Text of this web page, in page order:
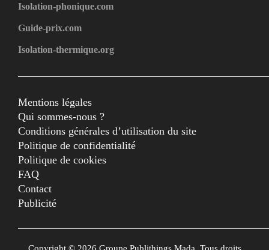
Isolation-phonique.com
Guide-prix.com
Isolation-thermique.org
Mentions légales
Qui sommes-nous ?
Conditions générales d’utilisation du site
Politique de confidentialité
Politique de cookies
FAQ
Contact
Publicité